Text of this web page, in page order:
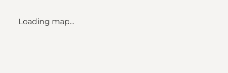
Loading map...